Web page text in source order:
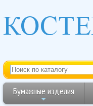
Бумажные изделия